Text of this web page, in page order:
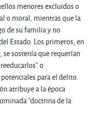
menores excluidos o
o moral, mientras que la
de su familia y no
Estado. Los primeros, en
sostenía que requerían
o
para el delito.
atribuye a la época
“doctrina de la